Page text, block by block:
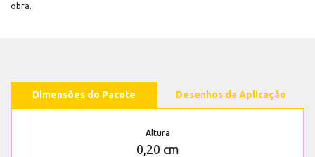
obra.
Dimensões do Pacote Desenhos da Aplicação
Altura
0,20 cm